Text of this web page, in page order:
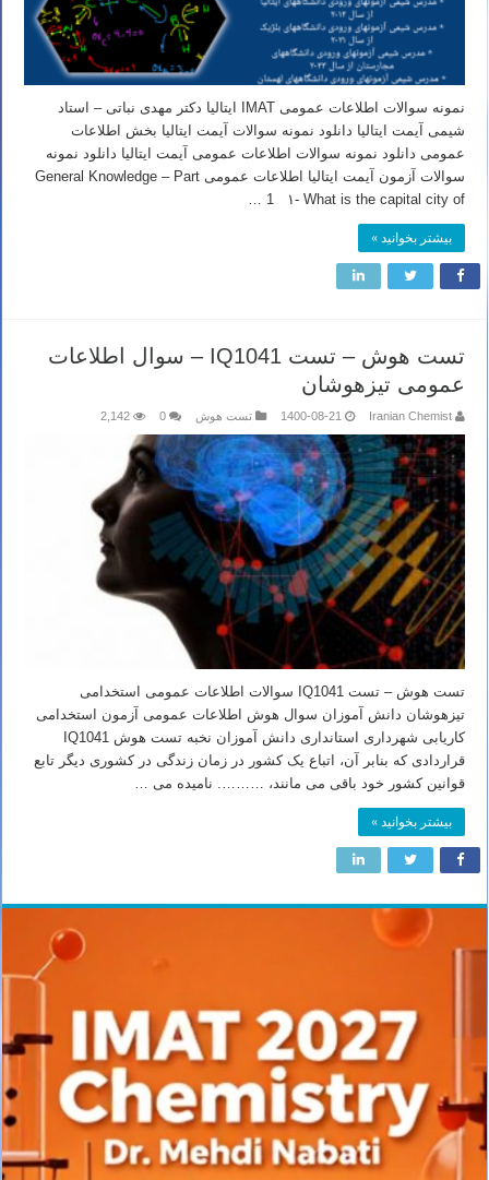
نمونه سوالات اطلاعات عمومی IMAT ایتالیا دکتر مهدی نباتی – استاد
شیمی آیمت ایتالیا دانلود نمونه سوالات آیمت ایتالیا بخش اطلاعات
عمومی دانلود نمونه سوالات اطلاعات عمومی آیمت ایتالیا دانلود نمونه
سوالات آزمون آیمت ایتالیا اطلاعات عمومی General Knowledge – Part
1 ۱- What is the capital city of …
بیشتر بخوانید »
تست هوش – تست IQ1041 – سوال اطلاعات
عمومی تیزهوشان
Iranian Chemist
1400-08-21 تست هوش 0
2,142
تست هوش – تست IQ1041 سوالات اطلاعات عمومی استخدامی
تیزهوشان دانش آموزان سوال هوش اطلاعات عمومی آزمون استخدامی
کاریابی شهرداری استانداری دانش آموزان نخبه تست هوش IQ1041
قراردادی که بنابر آن، اتباع یک کشور در زمان زندگی در کشوری دیگر تابع
قوانین کشور خود باقی می مانند، ………. نامیده می …
بیشتر بخوانید »